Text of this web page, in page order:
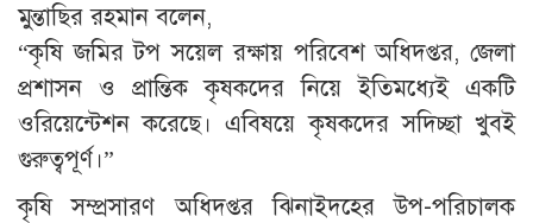
মুন্তাছির রহমান বলেন,
“কৃষি জমির টপ সয়েল রক্ষায় পরিবেশ অধিদপ্তর, জেলা
প্রশাসন ও প্রান্তিক কৃষকদের নিয়ে ইতিমধ্যেই একটি
ওরিয়েন্টেশন করেছে। এবিষয়ে কৃষকদের সদিচ্ছা খুবই
গুরুত্বপূর্ণ।”
কৃষি সম্প্রসারণ অধিদপ্তর ঝিনাইদহের উপ-পরিচালক